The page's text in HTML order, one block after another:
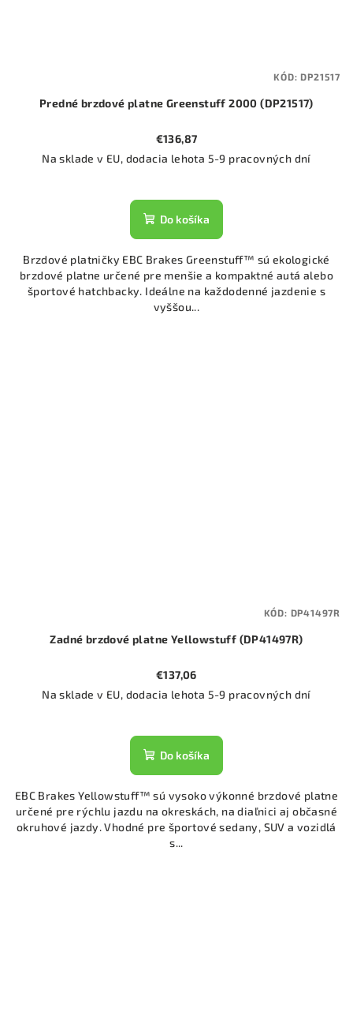
Predné brzdové platne Greenstuff 2000 (DP21517)
€136,87
Na sklade v EU, dodacia lehota 5-9 pracovných dní
Do košíka
Brzdové platničky EBC Brakes Greenstuff™ sú ekologické
brzdové platne určené pre menšie a kompaktné autá alebo
športové hatchbacky. Ideálne na každodenné jazdenie s
vyššou...
KÓD:DP21517
Zadné brzdové platne Yellowstuff (DP41497R)
€137,06
Na sklade v EU, dodacia lehota 5-9 pracovných dní
Do košíka
EBC Brakes Yellowstuff™ sú vysoko výkonné brzdové platne
určené pre rýchlu jazdu na okreskách, na diaľnici aj občasné
okruhové jazdy. Vhodné pre športové sedany, SUV a vozidlá
s...
KÓD: DP41497R